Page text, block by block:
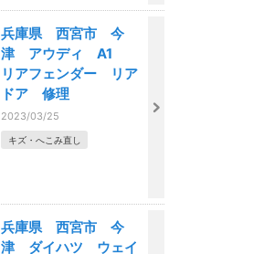
兵庫県 西宮市 今
津 アウディ A1
リアフェンダー リア
ドア 修理
2023/03/25
キズ・へこみ直し
兵庫県 西宮市 今
津 ダイハツ ウェイ